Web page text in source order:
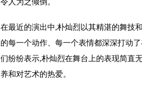
令人为之倾倒。
在最近的演出中,朴灿烈以其精湛的舞技
的每一个动作、每一个表情都深深打动
们纷纷表示,朴灿烈在舞台上的表现简直
养和对艺术的热爱。